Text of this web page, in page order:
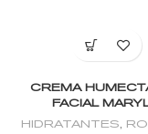
CREMA
FACIAL
HIDRATANTES,